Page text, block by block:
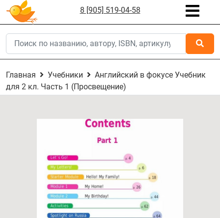
8 [905] 519-04-58
Главная Учебники
Английский в фокусе Учебник
для 2 кл. Часть 1 (Просвещение)